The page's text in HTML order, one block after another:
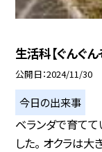
生活科【ぐんぐ
公開日 2024/11/30
今日の出来事
ベランダで育て
した。 オクラは大